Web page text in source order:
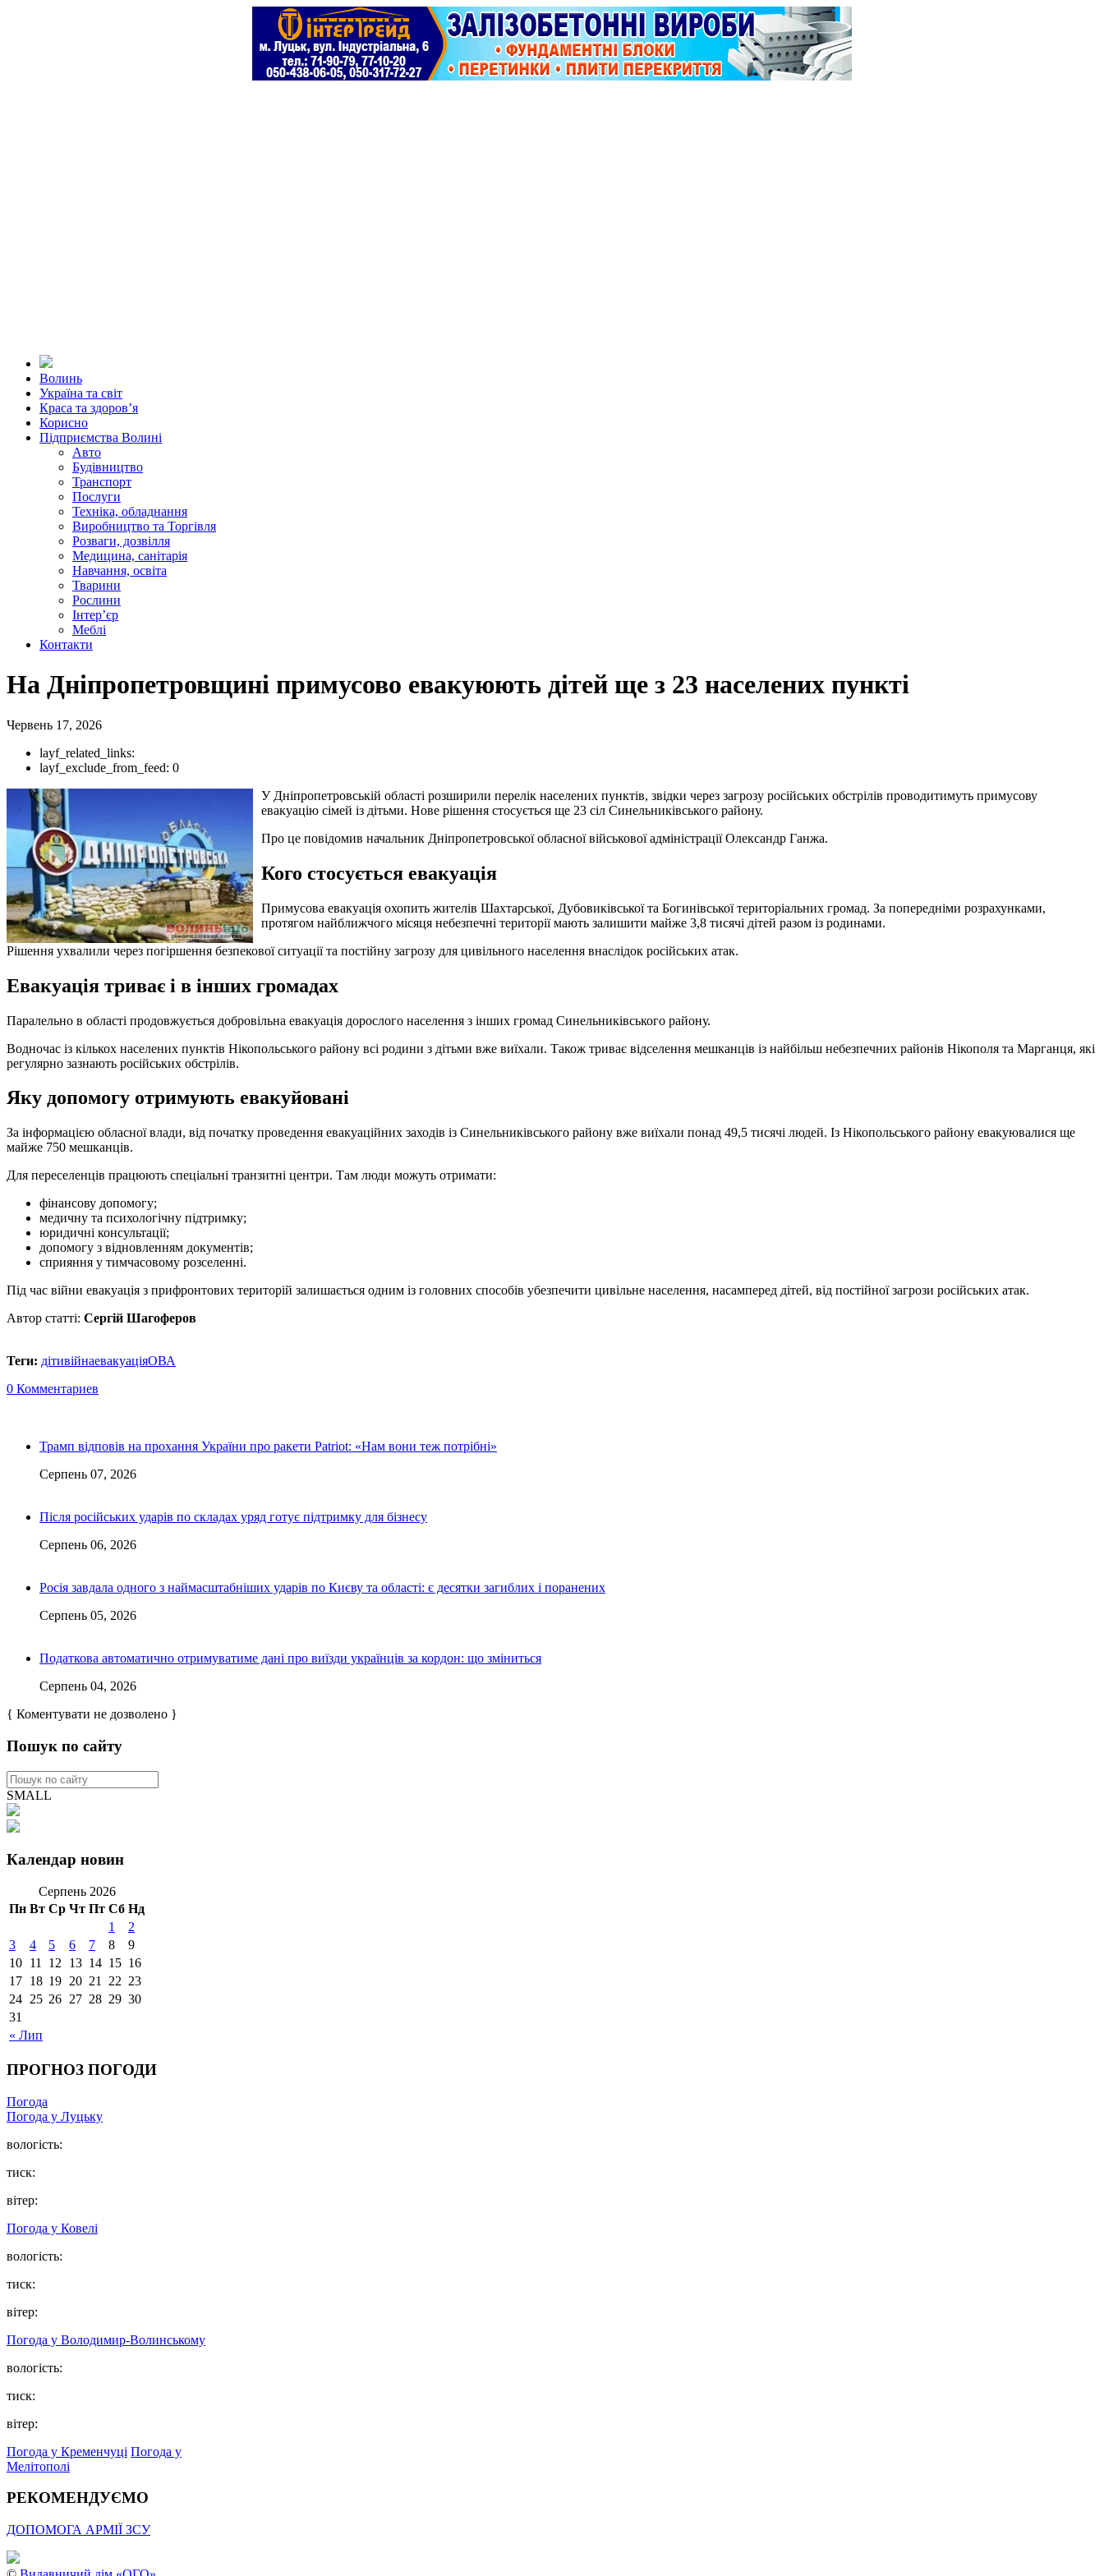
Волинь
Україна та світ
Краса та здоров’я
Корисно
Підприємства Волині
Авто
Будівництво
Транспорт
Послуги
Техніка, обладнання
Виробництво та Торгівля
Розваги, дозвілля
Медицина, санітарія
Навчання, освіта
Тварини
Рослини
Інтер’єр
Меблі
Контакти
На Дніпропетровщині примусово евакуюють дітей ще з 23 населених пункті
Червень 17, 2026
layf_related_links:
layf_exclude_from_feed: 0
У Дніпропетровській області розширили перелік населених пунктів, звідки через загрозу російських обстрілів проводитимуть примусову
евакуацію сімей із дітьми. Нове рішення стосується ще 23 сіл Синельниківського району.
Про це повідомив начальник Дніпропетровської обласної військової адміністрації Олександр Ганжа.
Кого стосується евакуація
Примусова евакуація охопить жителів Шахтарської, Дубовиківської та Богинівської територіальних громад. За попередніми розрахунками,
протягом найближчого місяця небезпечні території мають залишити майже 3,8 тисячі дітей разом із родинами.
Рішення ухвалили через погіршення безпекової ситуації та постійну загрозу для цивільного населення внаслідок російських атак.
Евакуація триває і в інших громадах
Паралельно в області продовжується добровільна евакуація дорослого населення з інших громад Синельниківського району.
Водночас із кількох населених пунктів Нікопольського району всі родини з дітьми вже виїхали. Також триває відселення мешканців із найбільш небезпечних районів Нікополя та Марганця, які
регулярно зазнають російських обстрілів.
Яку допомогу отримують евакуйовані
За інформацією обласної влади, від початку проведення евакуаційних заходів із Синельниківського району вже виїхали понад 49,5 тисячі людей. Із Нікопольського району евакуювалися ще
майже 750 мешканців.
Для переселенців працюють спеціальні транзитні центри. Там люди можуть отримати:
фінансову допомогу;
медичну та психологічну підтримку;
юридичні консультації;
допомогу з відновленням документів;
сприяння у тимчасовому розселенні.
Під час війни евакуація з прифронтових територій залишається одним із головних способів убезпечити цивільне населення, насамперед дітей, від постійної загрози російських атак.
Автор статті: Сергій Шагоферов
Теги: дітивійнаевакуаціяОВА
0 Комментариев
Трамп відповів на прохання України про ракети Patriot: «Нам вони теж потрібні»
Серпень 07, 2026
Після російських ударів по складах уряд готує підтримку для бізнесу
Серпень 06, 2026
Росія завдала одного з наймасштабніших ударів по Києву та області: є десятки загиблих і поранених
Серпень 05, 2026
Податкова автоматично отримуватиме дані про виїзди українців за кордон: що зміниться
Серпень 04, 2026
{ Коментувати не дозволено }
Пошук по сайту
SMALL
Календар новин
Серпень 2026
Пн Вт Ср Чт Пт Сб Нд
« Лип
1
2
3
4 5 6 7 8
9
10 11 12 13 14 15 16
17 18 19 20 21 22 23
24 25 26 27 28 29 30
31
ПРОГНОЗ ПОГОДИ
Погода
Погода у Луцьку
вологість:
тиск:
вітер:
Погода у Ковелі
вологість:
тиск:
вітер:
Погода у Володимир-Волинському
вологість:
тиск:
вітер:
Погода у Кременчуці Погода у
Мелітополі
РЕКОМЕНДУЄМО
ДОПОМОГА АРМІЇ ЗСУ